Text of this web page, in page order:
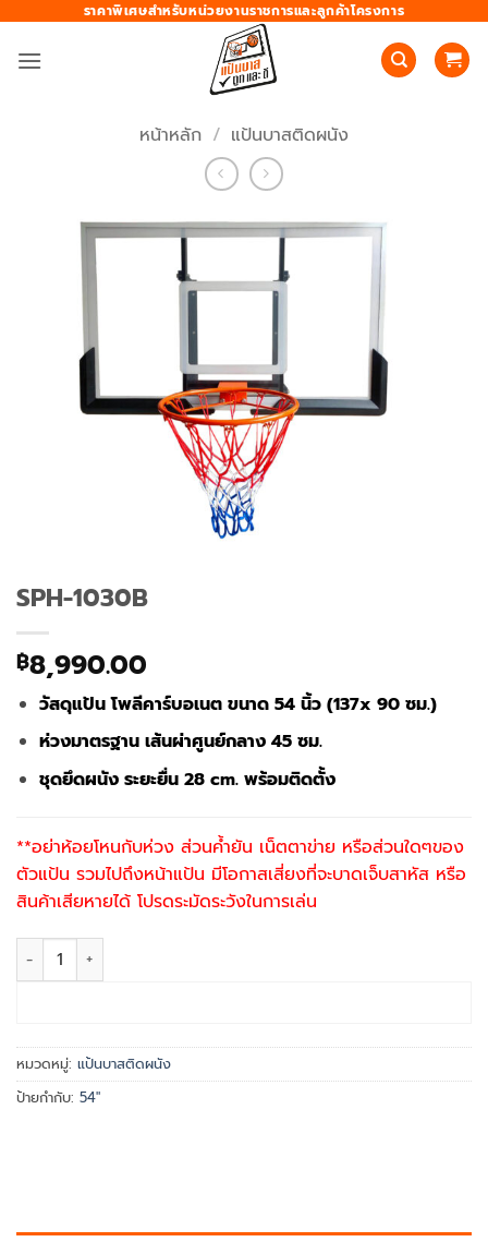
ยัง
ราคาพิเศษสำหรับหน่วยงานราชการและลูกค้าโครงการ
หน้าหลัก / แป้นบาสติดผนัง
SPH-1030B
฿8,990.00
วัสดุแป้น โพลีคาร์บอเนต ขนาด 54 นิ้ว (137x 90 ซม.)
ห่วงมาตรฐาน เส้นผ่าศูนย์กลาง 45 ซม.
ชุดยึดผนัง ระยะยื่น 28 cm. พร้อมติดตั้ง
**อย่าห้อยโหนกับห่วง ส่วนค้ำยัน เน็ตตาข่าย หรือส่วนใดๆของ
ตัวแป้น รวมไปถึงหน้าแป้น มีโอกาสเสี่ยงที่จะบาดเจ็บสาหัส หรือ
สินค้าเสียหายได้ โปรดระมัดระวังในการเล่น
จำนวน SPH-1030B ชิ้น
หมวดหมู่: แป้นบาสติดผนัง
ป้ายกำกับ: 54"